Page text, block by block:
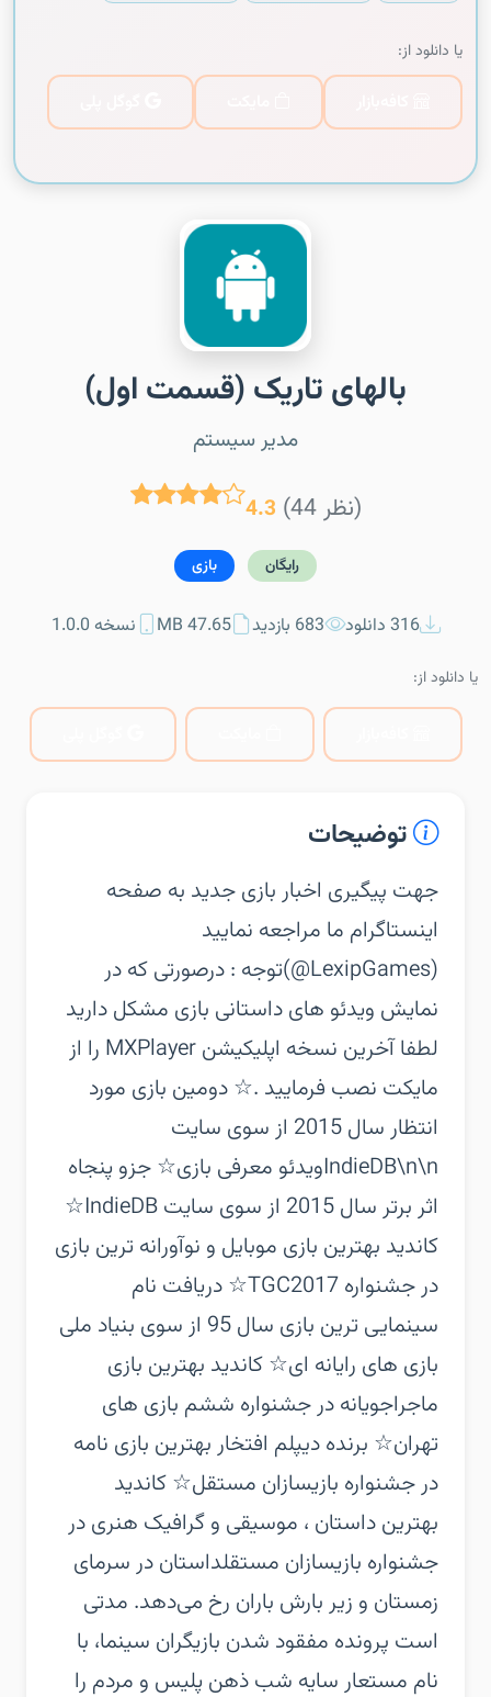
یا دانلود از:
بالهای تاریک (قسمت اول)
مدیر سیستم
4.3 (44 نظر)
رایگان بازی
316 دانلود 683 بازدید 47.65 MB نسخه 1.0.0
یا دانلود از:
توضیحات
‏‏جهت پیگیری اخبار بازی جدید به صفحه
اینستاگرام ما مراجعه نمایید
(LexipGames@)‏توجه : درصورتی که در
نمایش ویدئو های داستانی بازی مشکل دارید
لطفا آخرین نسخه اپلیکیشن MXPlayer را از
مایکت نصب فرمایید .‏☆ دومین بازی مورد
انتظار سال 2015 از سوی سایت
IndieDB\n\nویدئو معرفی بازی‏☆ جزو پنجاه
اثر برتر سال 2015 از سوی سایت IndieDB‏☆
کاندید بهترین بازی موبایل و نوآورانه ترین بازی
در جشنواره TGC2017‏☆ دریافت نام
سینمایی ترین بازی سال 95 از سوی بنیاد ملی
بازی های رایانه ای‏☆ کاندید بهترین بازی
ماجراجویانه در جشنواره ششم بازی های
تهران‏☆ برنده دیپلم افتخار بهترین بازی نامه
در جشنواره بازیسازان مستقل‏☆ کاندید
بهترین داستان ، موسیقی و گرافیک هنری در
جشنواره بازیسازان مستقل‏داستان در سرمای
زمستان و زیر بارش باران رخ می‌دهد. مدتی
است پرونده مفقود شدن بازیگران سینما، با
نام مستعار سایه شب ذهن پلیس و مردم را